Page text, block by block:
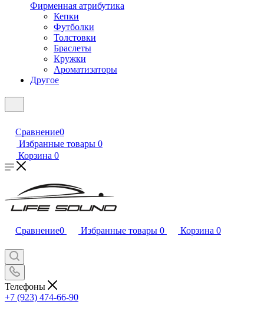
Фирменная атрибутика
Кепки
Футболки
Толстовки
Браслеты
Кружки
Ароматизаторы
Другое
Сравнение0
Избранные товары 0
Корзина 0
Сравнение0 Избранные товары 0 Корзина 0
Телефоны
+7 (923) 474-66-90